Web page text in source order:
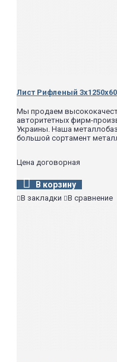
Лист Рифленый
Мы продаем
авторитетных фирм-
Украины. Наша
большой сортамент
Цена договорная
В корзину
В закладки В сравнение